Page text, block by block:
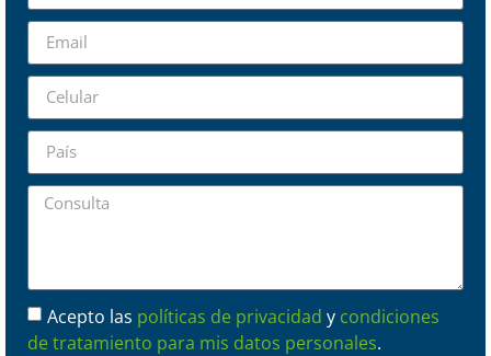
Acepto las políticas de privacidad y condiciones
de tratamiento para mis datos personales.